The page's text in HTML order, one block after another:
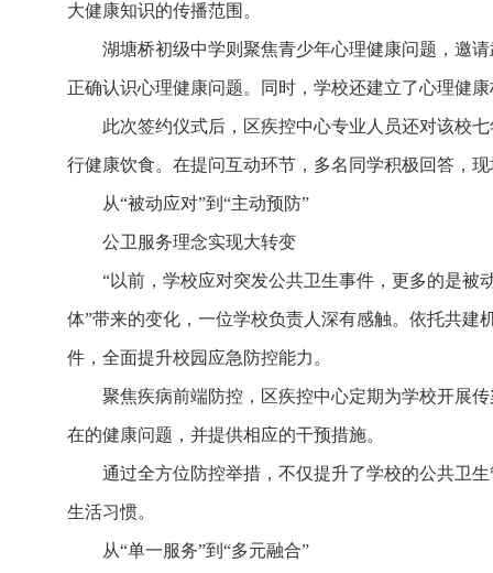
大健康知识的传播范围。
湖塘桥初级中学则聚焦青少年心理健康问题，邀
正确认识心理健康问题。同时，学校还建立了心理健
此次签约仪式后，区疾控中心专业人员还对该校
行健康饮食。在提问互动环节，多名同学积极回答，
从“被动应对”到“主动预防”
公卫服务理念实现大转变
“以前，学校应对突发公共卫生事件，更多的是被
体”带来的变化，一位学校负责人深有感触。依托共
件，全面提升校园应急防控能力。
聚焦疾病前端防控，区疾控中心定期为学校开展
在的健康问题，并提供相应的干预措施。
通过全方位防控举措，不仅提升了学校的公共卫
生活习惯。
从“单一服务”到“多元融合”